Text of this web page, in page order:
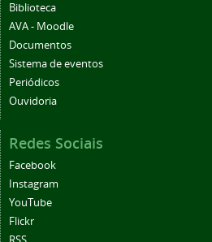
Biblioteca
AVA - Moodle
Documentos
Sistema de eventos
Periódicos
Ouvidoria
Redes Sociais
Facebook
Instagram
YouTube
Flickr